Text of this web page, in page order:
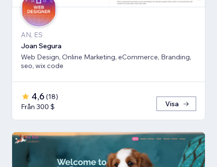
AN, ES
Joan Segura
Web Design, Online Marketing, eCommerce, Branding,
seo, wix code
4,6 (18)
Från 300 $
Visa